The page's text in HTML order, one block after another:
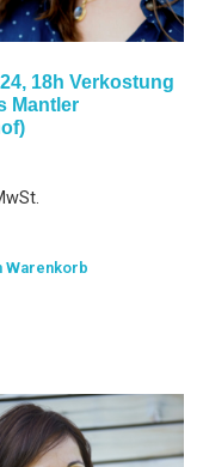
18h Verkostung
Mantler
Warenkorb